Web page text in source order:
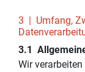
3 | Umfang,
3.1
Wir